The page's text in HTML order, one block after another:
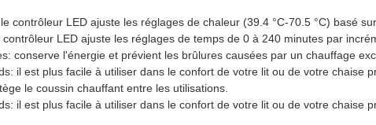
contrôleur LED ajuste les réglages de chaleur (39.4 °C-70.5 °C) basé
LED ajuste les réglages de temps de 0 à 240 minutes par
conserve l'énergie et prévient les brûlures causées par un chauffage
il est plus facile à utiliser dans le confort de votre lit ou de votre chaise
le coussin chauffant entre les utilisations.
il est plus facile à utiliser dans le confort de votre lit ou de votre chaise